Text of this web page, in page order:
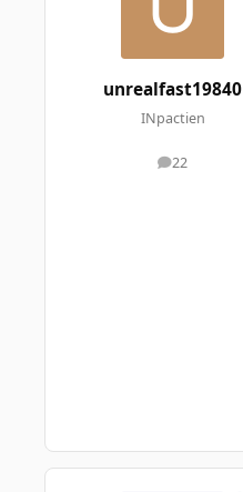
unrealfast19840
INpactien
22
messages